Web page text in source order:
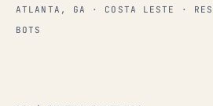
ATLANTA, GA · COSTA LESTE ·
BOTS